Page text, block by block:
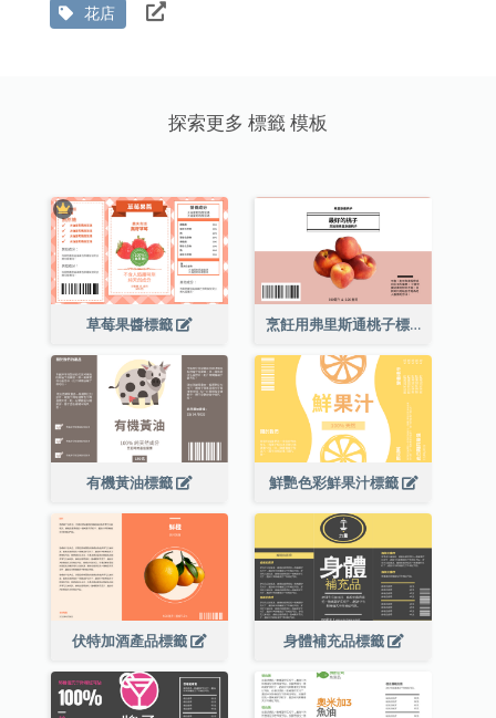
花店
探索更多 標籤 模板
草莓果醬標籤 烹飪用弗里斯通桃子標籤
有機黃油標籤 鮮艷色彩鮮果汁標籤
伏特加酒產品標籤 身體補充品標籤